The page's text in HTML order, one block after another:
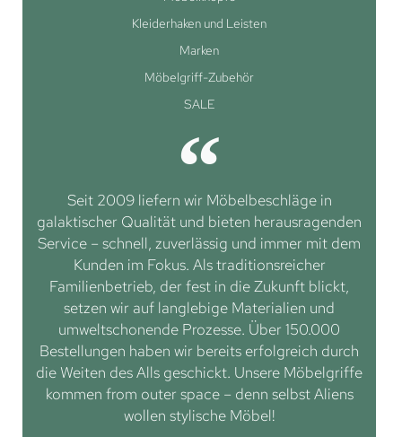
Kleiderhaken und Leisten
Marken
Möbelgriff-Zubehör
SALE
Seit 2009 liefern wir Möbelbeschläge in
galaktischer Qualität und bieten herausragenden
Service – schnell, zuverlässig und immer mit dem
Kunden im Fokus. Als traditionsreicher
Familienbetrieb, der fest in die Zukunft blickt,
setzen wir auf langlebige Materialien und
umweltschonende Prozesse. Über 150.000
Bestellungen haben wir bereits erfolgreich durch
die Weiten des Alls geschickt. Unsere Möbelgriffe
kommen from outer space – denn selbst Aliens
wollen stylische Möbel!